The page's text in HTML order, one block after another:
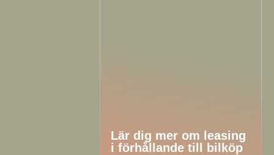
Lär dig mer om leasing
i förhållande till bilköp